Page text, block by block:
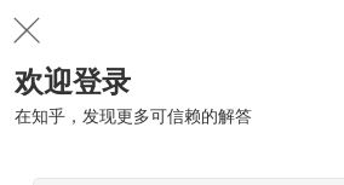
欢迎登录
在知乎，发现更多可信赖的解答